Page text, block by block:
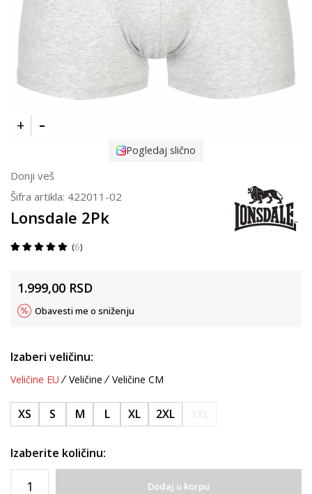
Pogledaj slično
Donji veš
Šifra artikla: 422011-02
Lonsdale 2Pk
6
1.999,00 RSD
Obavesti me o sniženju
Izaberi veličinu:
Veličine EU Veličine Veličine CM
XS S M L XL 2XL
Izaberite količinu:
Dodaj u korpu